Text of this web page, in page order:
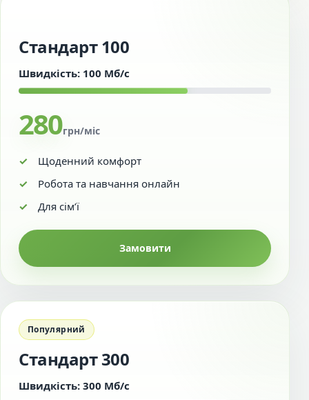
Стандарт 100
Швидкість: 100 Мб/с
280грн/міс
Щоденний комфорт
Робота та навчання онлайн
Для сім’ї
Замовити
Популярний
Стандарт 300
Швидкість: 300 Мб/с